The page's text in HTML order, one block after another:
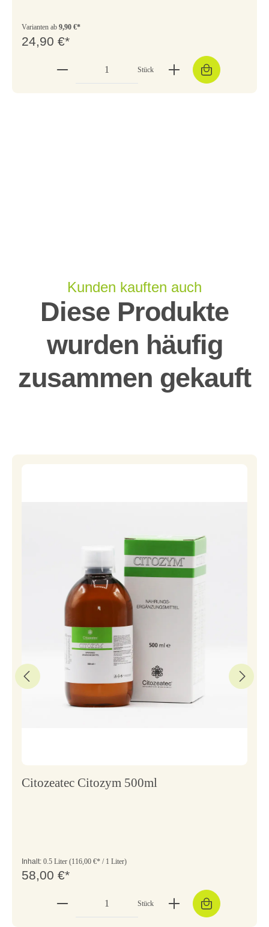
Varianten ab 9,90 €*
24,90 €*
Stück
Kunden kauften auch
Diese Produkte
wurden häufig
zusammen gekauft
Citozeatec Citozym 500ml
Inhalt: 0.5 Liter (116,00 €* / 1 Liter)
58,00 €*
Stück